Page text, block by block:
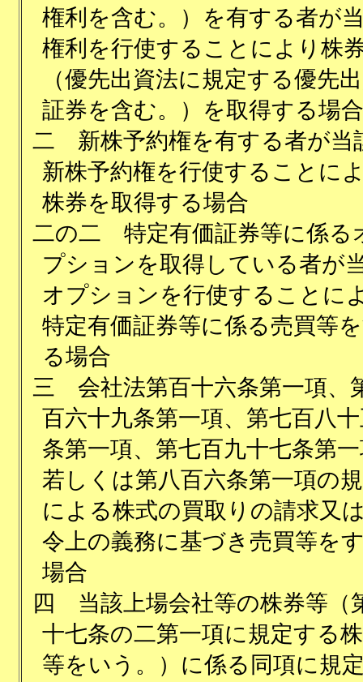
権利を含む。）を有する者が
権利を行使することにより株
（優先出資法に規定する優先
証券を含む。）を取得する場合
二
新株予約権を有する者が当
新株予約権を行使することに
株券を取得する場合
二の二
特定有価証券等に係る
プションを取得している者が
オプションを行使することに
特定有価証券等に係る売買等
る場合
三
会社法第百十六条第一項、
百六十九条第一項、第七百八
条第一項、第七百九十七条第
若しくは第八百六条第一項の
による株式の買取りの請求又
令上の義務に基づき売買等を
場合
四
当該上場会社等の株券等（
十七条の二第一項に規定する
等をいう。）に係る同項に規